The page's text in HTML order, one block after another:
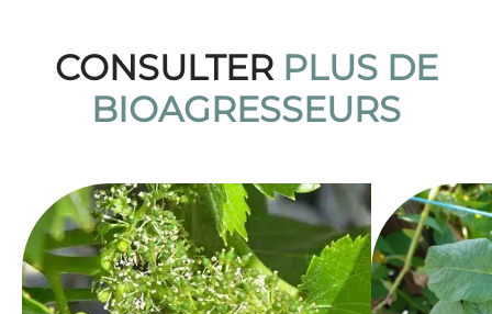
CONSULTER PLUS DE
BIOAGRESSEURS